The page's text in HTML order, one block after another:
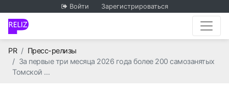
Войти Зарегистрироваться
PRГлавная
Пресс-релизы
За первые три месяца 2026 года более 200 самозанятых
Томской …